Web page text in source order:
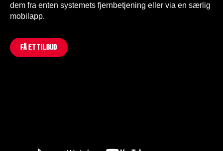
dem fra enten systemets fjernbetjening eller via en særlig
mobilapp.
FÅ ET TILBUD